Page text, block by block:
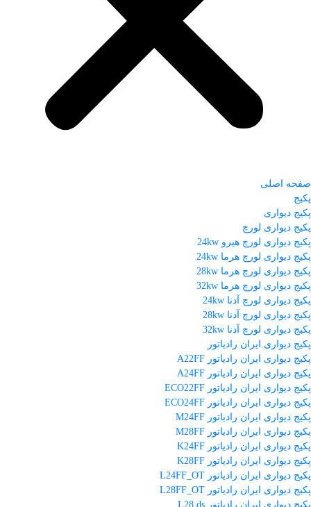
صفحه اصلی
پکیج
پکیج دیواری
پکیج دیواری لورچ
پکیج دیواری لورچ هیرو 24kw
پکیج دیواری لورچ هرما 24kw
پکیج دیواری لورچ هرما 28kw
پکیج دیواری لورچ هرما 32kw
پکیج دیواری لورچ آدنا 24kw
پکیج دیواری لورچ آدنا 28kw
پکیج دیواری لورچ آدنا 32kw
پکیج دیواری ایران رادیاتور
پکیج دیواری ایران رادیاتور A22FF
پکیج دیواری ایران رادیاتور A24FF
پکیج دیواری ایران رادیاتور ECO22FF
پکیج دیواری ایران رادیاتور ECO24FF
پکیج دیواری ایران رادیاتور M24FF
پکیج دیواری ایران رادیاتور M28FF
پکیج دیواری ایران رادیاتور K24FF
پکیج دیواری ایران رادیاتور K28FF
پکیج دیواری ایران رادیاتور L24FF_OT
پکیج دیواری ایران رادیاتور L28FF_OT
پکیج دیواری ایران رادیاتور L28 ds